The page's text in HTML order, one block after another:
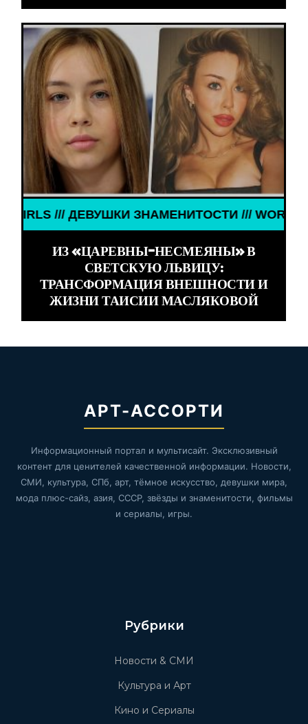
ДЕВУШКИ ЗНАМЕНИТОСТИ /// WORLD GIRLS
ИЗ «ЦАРЕВНЫ-НЕСМЕЯНЫ» В
СВЕТСКУЮ ЛЬВИЦУ:
ТРАНСФОРМАЦИЯ ВНЕШНОСТИ И
ЖИЗНИ ТАИСИИ МАСЛЯКОВОЙ
АРТ-АССОРТИ
Информационный портал и мультисайт. Эксклюзивный
контент для ценителей качественной информации. Новости,
СМИ, культура, СПб, арт, тёмное искусство, девушки мира,
мода плюс-сайз, азия, СССР, звёзды и знаменитости, фильмы
и сериалы, игры.
Рубрики
Новости & СМИ
Культура и Арт
Кино и Сериалы